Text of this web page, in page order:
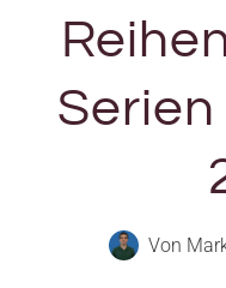
Serien
Von